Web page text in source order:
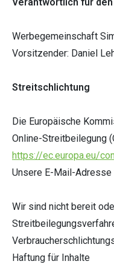
Werbegemeinschaft
Vorsitzender: Daniel
Streitschlichtung
Die Europäische
Online-Streitbeilegung
https://ec.europa.eu/
Unsere E-Mail-
Wir sind nicht bereit
Haftung für Inhalte